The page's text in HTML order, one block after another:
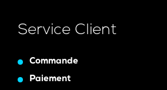
Service Client
Commande
Paiement